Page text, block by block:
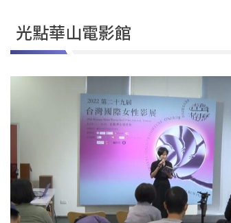
光點華山電影館